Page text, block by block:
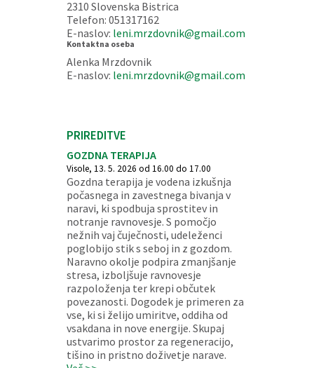
2310 Slovenska Bistrica
Telefon: 051317162
E-naslov: leni.mrzdovnik@gmail.com
Kontaktna oseba
Alenka Mrzdovnik
E-naslov: leni.mrzdovnik@gmail.com
PRIREDITVE
GOZDNA TERAPIJA
Visole, 13. 5. 2026 od 16.00 do 17.00
Gozdna terapija je vodena izkušnja
počasnega in zavestnega bivanja v
naravi, ki spodbuja sprostitev in
notranje ravnovesje. S pomočjo
nežnih vaj čuječnosti, udeleženci
poglobijo stik s seboj in z gozdom.
Naravno okolje podpira zmanjšanje
stresa, izboljšuje ravnovesje
razpoloženja ter krepi občutek
povezanosti. Dogodek je primeren za
vse, ki si želijo umiritve, oddiha od
vsakdana in nove energije. Skupaj
ustvarimo prostor za regeneracijo,
tišino in pristno doživetje narave.